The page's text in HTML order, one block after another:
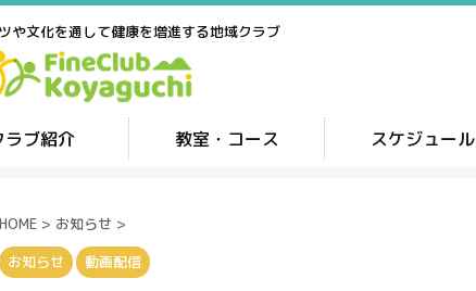
や文化を通して健康を増進する地域クラブ
ラブ紹介 教室・コース スケジュール
HOME > お知らせ >
お知らせ
動画配信